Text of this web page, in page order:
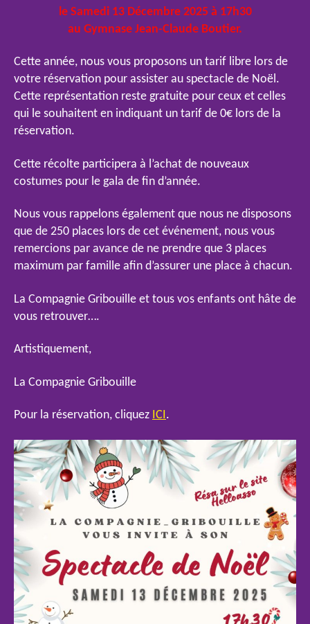
le Samedi 13 Décembre 2025 à 17h30
au Gymnase Jean-Claude Boutier.
Cette année, nous vous proposons un tarif libre lors de
votre réservation pour assister au spectacle de Noël.
Cette représentation reste gratuite pour ceux et celles
qui le souhaitent en indiquant un tarif de 0€ lors de la
réservation.
Cette récolte participera à l’achat de nouveaux
costumes pour le gala de fin d’année.
Nous vous rappelons également que nous ne disposons
que de 250 places lors de cet événement, nous vous
remercions par avance de ne prendre que 3 places
maximum par famille afin d’assurer une place à chacun.
La Compagnie Gribouille et tous vos enfants ont hâte de
vous retrouver….
Artistiquement,
La Compagnie Gribouille
Pour la réservation, cliquez ICI.